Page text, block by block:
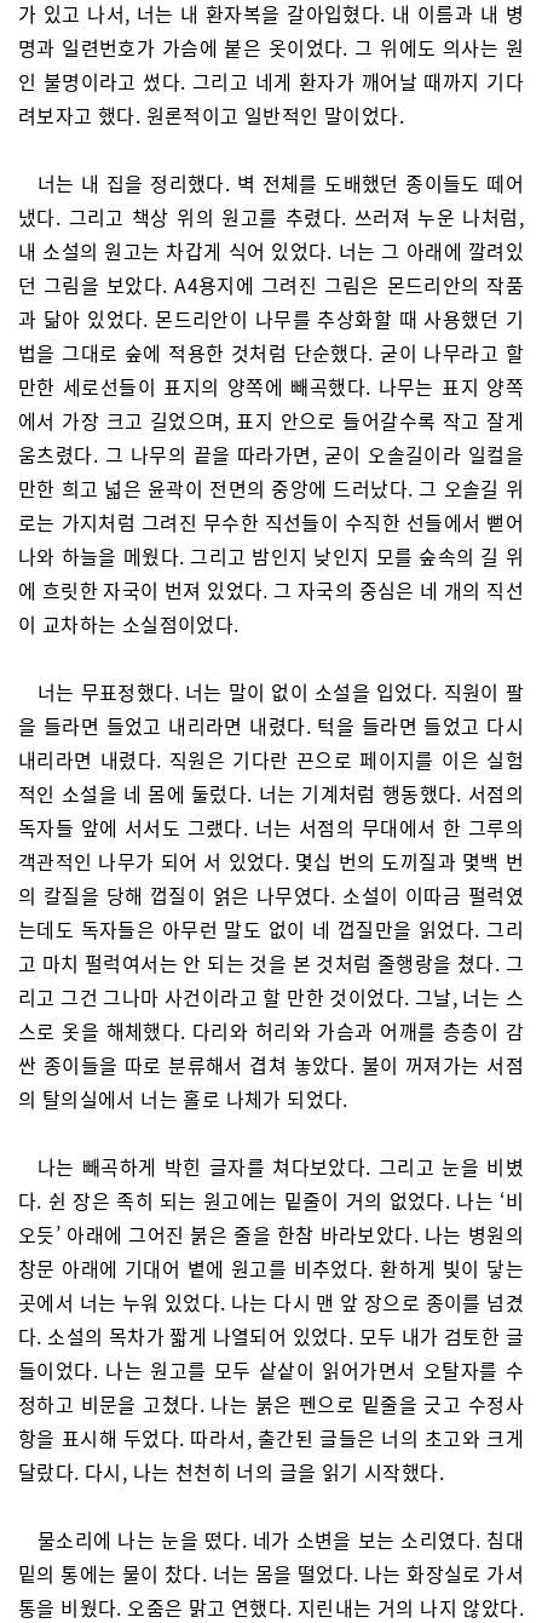
가 있고 나서, 너는 내 환자복을 갈아입혔다. 내 이름과 내 병
명과 일련번호가 가슴에 붙은 옷이었다. 그 위에도 의사는 원
인 불명이라고 썼다. 그리고 네게 환자가 깨어날 때까지 기다
려보자고 했다. 원론적이고 일반적인 말이었다.
너는 내 집을 정리했다. 벽 전체를 도배했던 종이들도 떼어
냈다. 그리고 책상 위의 원고를 추렸다. 쓰러져 누운 나처럼,
내 소설의 원고는 차갑게 식어 있었다. 너는 그 아래에 깔려있
던 그림을 보았다. A4용지에 그려진 그림은 몬드리안의 작품
과 닮아 있었다. 몬드리안이 나무를 추상화할 때 사용했던 기
법을 그대로 숲에 적용한 것처럼 단순했다. 굳이 나무라고 할
만한 세로선들이 표지의 양쪽에 빼곡했다. 나무는 표지 양쪽
에서 가장 크고 길었으며, 표지 안으로 들어갈수록 작고 잘게
움츠렸다. 그 나무의 끝을 따라가면, 굳이 오솔길이라 일컬을
만한 희고 넓은 윤곽이 전면의 중앙에 드러났다. 그 오솔길 위
로는 가지처럼 그려진 무수한 직선들이 수직한 선들에서 뻗어
나와 하늘을 메웠다. 그리고 밤인지 낮인지 모를 숲속의 길 위
에 흐릿한 자국이 번져 있었다. 그 자국의 중심은 네 개의 직선
이 교차하는 소실점이었다.
너는 무표정했다. 너는 말이 없이 소설을 입었다. 직원이 팔
을 들라면 들었고 내리라면 내렸다. 턱을 들라면 들었고 다시
내리라면 내렸다. 직원은 기다란 끈으로 페이지를 이은 실험
적인 소설을 네 몸에 둘렀다. 너는 기계처럼 행동했다. 서점의
독자들 앞에 서서도 그랬다. 너는 서점의 무대에서 한 그루의
객관적인 나무가 되어 서 있었다. 몇십 번의 도끼질과 몇백 번
의 칼질을 당해 껍질이 얽은 나무였다. 소설이 이따금 펄럭였
는데도 독자들은 아무런 말도 없이 네 껍질만을 읽었다. 그리
고 마치 펄럭여서는 안 되는 것을 본 것처럼 줄행랑을 쳤다. 그
리고 그건 그나마 사건이라고 할 만한 것이었다. 그날, 너는 스
스로 옷을 해체했다. 다리와 허리와 가슴과 어깨를 층층이 감
싼 종이들을 따로 분류해서 겹쳐 놓았다. 불이 꺼져가는 서점
의 탈의실에서 너는 홀로 나체가 되었다.
나는 빼곡하게 박힌 글자를 쳐다보았다. 그리고 눈을 비볐
다. 쉰 장은 족히 되는 원고에는 밑줄이 거의 없었다. 나는 ‘비
오듯’ 아래에 그어진 붉은 줄을 한참 바라보았다. 나는 병원의
창문 아래에 기대어 볕에 원고를 비추었다. 환하게 빛이 닿는
곳에서 너는 누워 있었다. 나는 다시 맨 앞 장으로 종이를 넘겼
다. 소설의 목차가 짧게 나열되어 있었다. 모두 내가 검토한 글
들이었다. 나는 원고를 모두 샅샅이 읽어가면서 오탈자를 수
정하고 비문을 고쳤다. 나는 붉은 펜으로 밑줄을 긋고 수정사
항을 표시해 두었다. 따라서, 출간된 글들은 너의 초고와 크게
달랐다. 다시, 나는 천천히 너의 글을 읽기 시작했다.
물소리에 나는 눈을 떴다. 네가 소변을 보는 소리였다. 침대
밑의 통에는 물이 찼다. 너는 몸을 떨었다. 나는 화장실로 가서
통을 비웠다. 오줌은 맑고 연했다. 지린내는 거의 나지 않았다.